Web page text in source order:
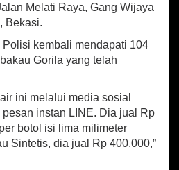
Melati Raya, Gang Wijaya
Bekasi.
Polisi kembali mendapati 104
Gorila yang telah
ini melalui media sosial
pesan instan LINE. Dia jual Rp
botol isi lima milimeter
Sintetis, dia jual Rp 400.000,”